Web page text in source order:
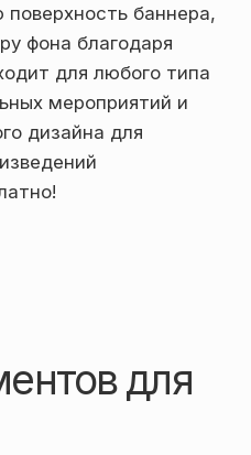
баннера,
фона благодаря
для любого типа
мероприятий и
дизайна для
для